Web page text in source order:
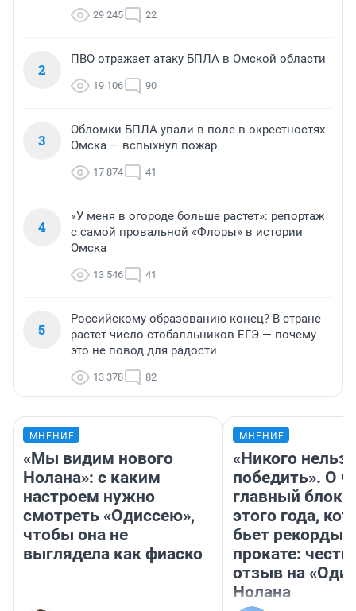
29 245 22
2
ПВО отражает атаку БПЛА в Омской области
19 106 90
3
Обломки БПЛА упали в поле в окрестностях
Омска — вспыхнул пожар
17 874 41
4
«У меня в огороде больше растет»: репортаж
с самой провальной «Флоры» в истории
Омска
13 546 41
5
Российскому образованию конец? В стране
растет число стобалльников ЕГЭ — почему
это не повод для радости
13 378 82
МНЕНИЕ
«Мы видим нового
Нолана»: с каким
настроем нужно
смотреть «Одиссею»,
чтобы она не
выглядела как фиаско
МНЕНИЕ
«Никого нельзя
победить». О
главный
этого года,
бьет рекорды в
прокате:
отзыв на
Нолана